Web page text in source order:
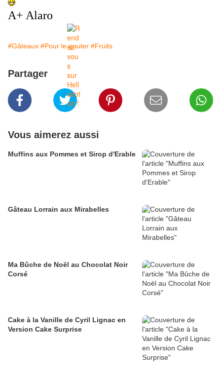
A+ Alaro
#Gâteaux #Pour le gouter #Fruits
Partager
Vous aimerez aussi
Muffins aux Pommes et Sirop d'Erable
Gâteau Lorrain aux Mirabelles
Ma Bûche de Noël au Chocolat Noir
Corsé
Cake à la Vanille de Cyril Lignac en
Version Cake Surprise